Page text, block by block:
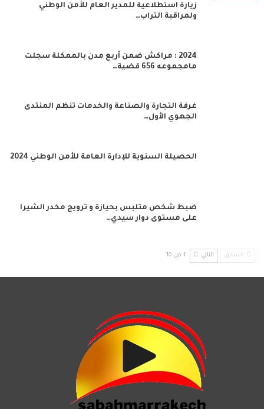
زيارة استطلاعية للمدير العام للأمن الوطني
ولمراقبة التراب…
2024 : مراكش ضمن أربع مدن بالممكلة سجلت
مامجموعه 656 قضية…
غرفة التجارة والصناعة والخدمات تنظم المنتدى
الجهوي الأول…
الحصيلة السنوية للإدارة العامة للأمن الوطني 2024
ضبط شخص متلبس بحيازة و ترويج مخدر الشيرا
على مستوى دوار سيدي…
السابق التالي 1 من 10